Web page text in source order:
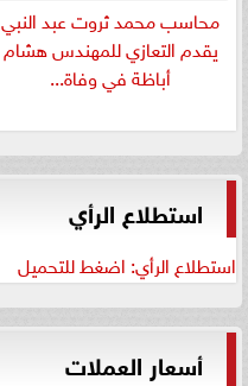
​محاسب محمد ثروت عبد النبي
يقدم التعازي للمهندس هشام
أباظة في وفاة...
استطلاع الرأي
استطلاع الرأي: اضغط للتحميل
أسعار العملات